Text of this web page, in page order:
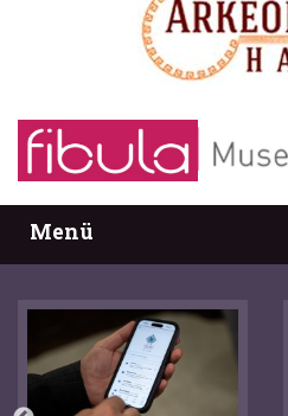
Menü